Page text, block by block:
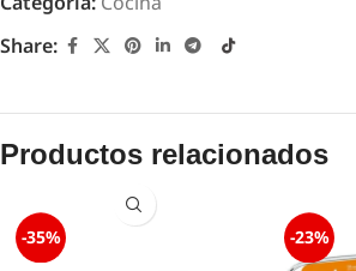
Share:
Productos relacionados
-35% -23%